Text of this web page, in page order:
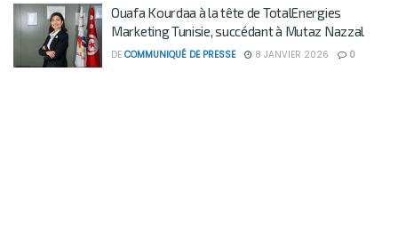
Ouafa Kourdaa à la tête de TotalEnergies
Marketing Tunisie, succédant à Mutaz Nazzal
DE COMMUNIQUÉ DE PRESSE 8 JANVIER 2026 0